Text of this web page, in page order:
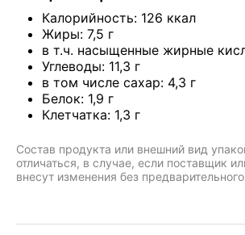
Калорийность: 126 ккал
Жиры: 7,5 г
в т.ч. насыщенные жирные
Углеводы: 11,3 г
в том числе сахар: 4,3 г
Белок: 1,9 г
Клетчатка: 1,3 г
Состав продукта или внешний вид
отличаться, в случае, если поставщик
внесут изменения без